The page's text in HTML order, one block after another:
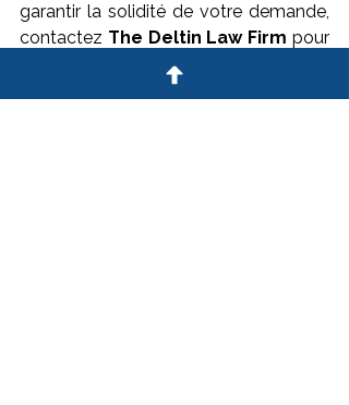
garantir la solidité de votre demande,
contactez The Deltin Law Firm pour
une consultation personnalisée.